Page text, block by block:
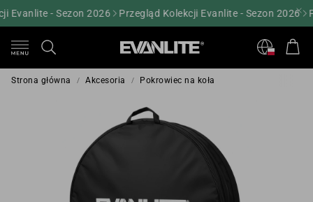
Evanlite - Sezon 2026 Przegląd Kolekcji Evanlite - Sezon 2026
Szukaj
Strona główna Akcesoria Pokrowiec na koła